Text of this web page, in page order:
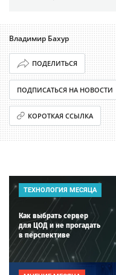
Владимир Бахур
ПОДЕЛИТЬСЯ
ПОДПИСАТЬСЯ НА НОВОСТИ
КОРОТКАЯ ССЫЛКА
ТЕХНОЛОГИЯ МЕСЯЦА
Как выбрать сервер
для ЦОД и не прогадать
в перспективе